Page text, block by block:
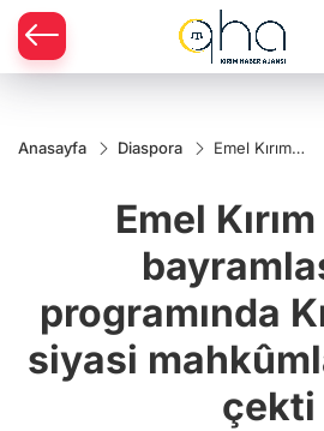
Anasayfa Diaspora
Emel Kırım
programında
Kırım Tatar
mahkûmlara
dikkat çekti
Emel
programında
siyasi
çekti